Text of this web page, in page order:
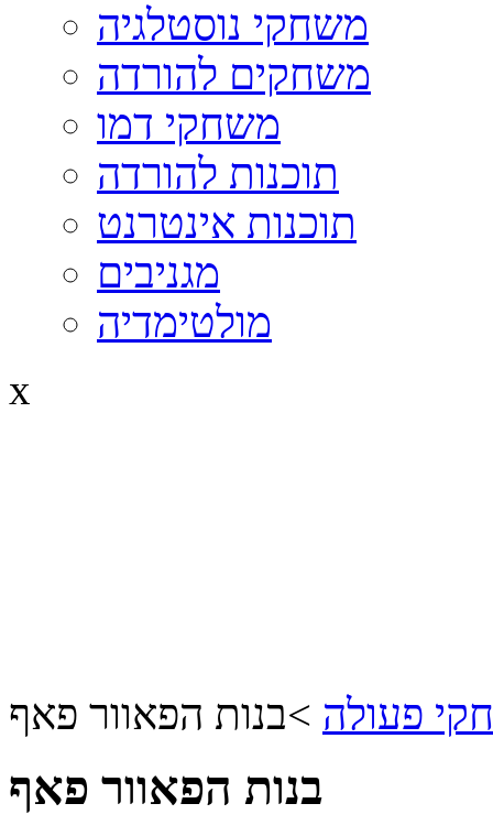
משחקי נוסטלגיה
משחקים להורדה
משחקי דמו
תוכנות להורדה
תוכנות אינטרנט
מגניבים
מולטימדיה
x
פעולה >בנות הפאוור פאף
בנות הפאוור פאף